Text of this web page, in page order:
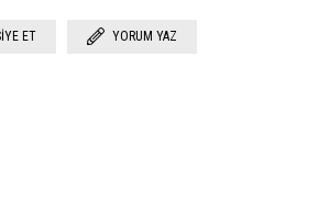
ET YORUM YAZ